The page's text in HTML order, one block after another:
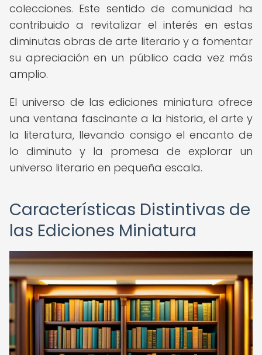
colecciones. Este sentido de comunidad ha
contribuido a revitalizar el interés en estas
diminutas obras de arte literario y a fomentar
su apreciación en un público cada vez más
amplio.
El universo de las ediciones miniatura ofrece
una ventana fascinante a la historia, el arte y
la literatura, llevando consigo el encanto de
lo diminuto y la promesa de explorar un
universo literario en pequeña escala.
Características Distintivas de
las Ediciones Miniatura